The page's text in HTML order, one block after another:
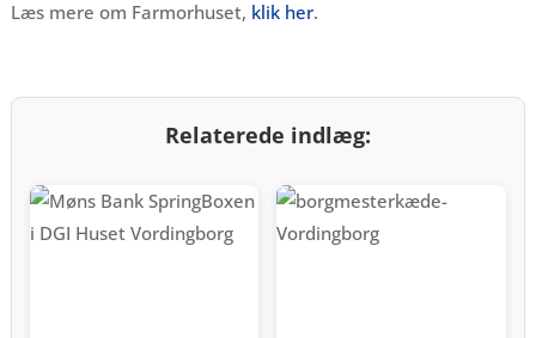
Læs mere om Farmorhuset, klik her.
Relaterede indlæg: